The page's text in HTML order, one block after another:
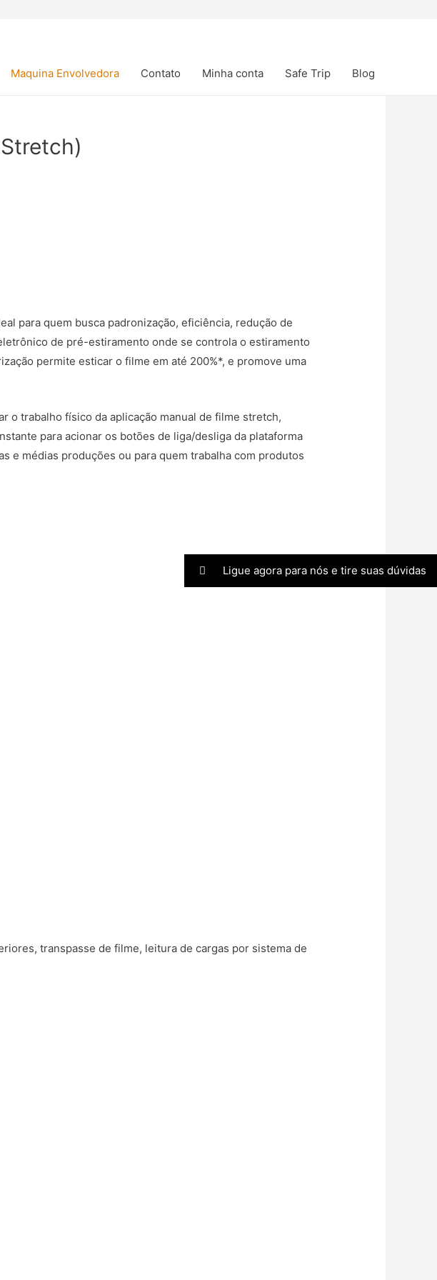
Maquina Envolvedora Contato Minha conta Safe Trip Blog
para quem busca padronização, eficiência, redução de
de pré-estiramento onde se controla o estiramento
permite esticar o filme em até 200%*, e promove uma
o trabalho físico da aplicação manual de filme stretch,
para acionar os botões de liga/desliga da plataforma
e médias produções ou para quem trabalha com produtos
transpasse de filme, leitura de cargas por sistema de
Ligue agora para nós e tire suas dúvidas